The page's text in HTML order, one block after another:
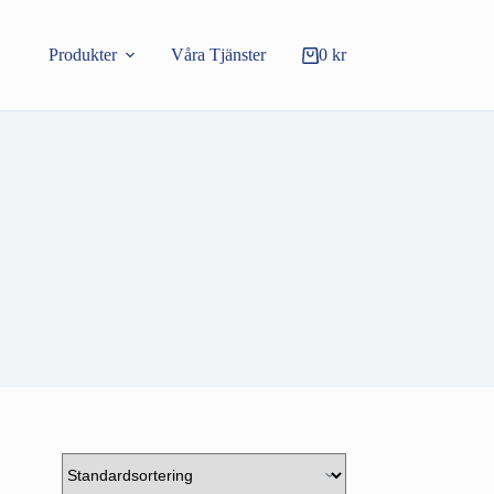
Produkter Våra Tjänster Varukorg
0 kr